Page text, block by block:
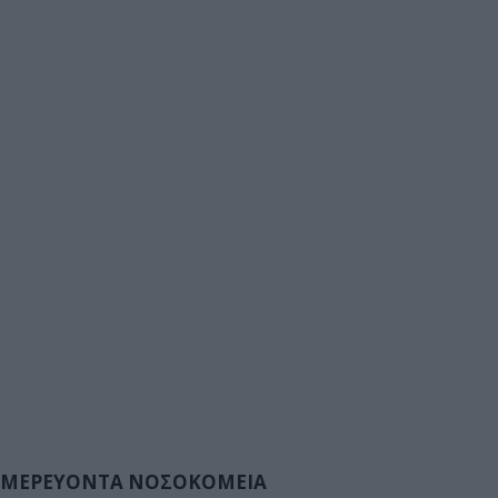
ΝΟΣΟΚΟΜΕΙΑ